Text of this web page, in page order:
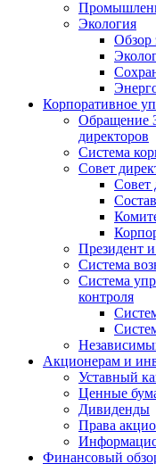
Экология
Обзор
Корпоративное
Обращение
директоров
Система
Совет
Совет
Президент
Система
Система
контроля
Акционерам и
Уставный
Ценные
Дивиденды
Права
Финансовый